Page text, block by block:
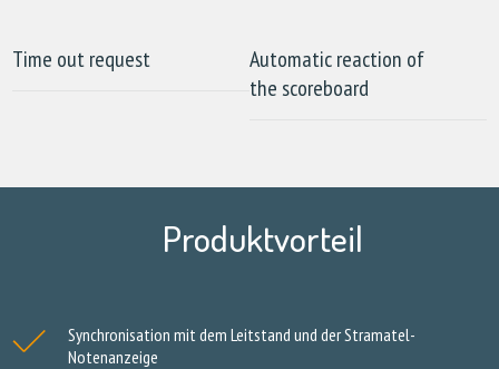
Time out request
Automatic reaction of
the scoreboard
Produktvorteil
Synchronisation mit dem Leitstand und der Stramatel-
Notenanzeige